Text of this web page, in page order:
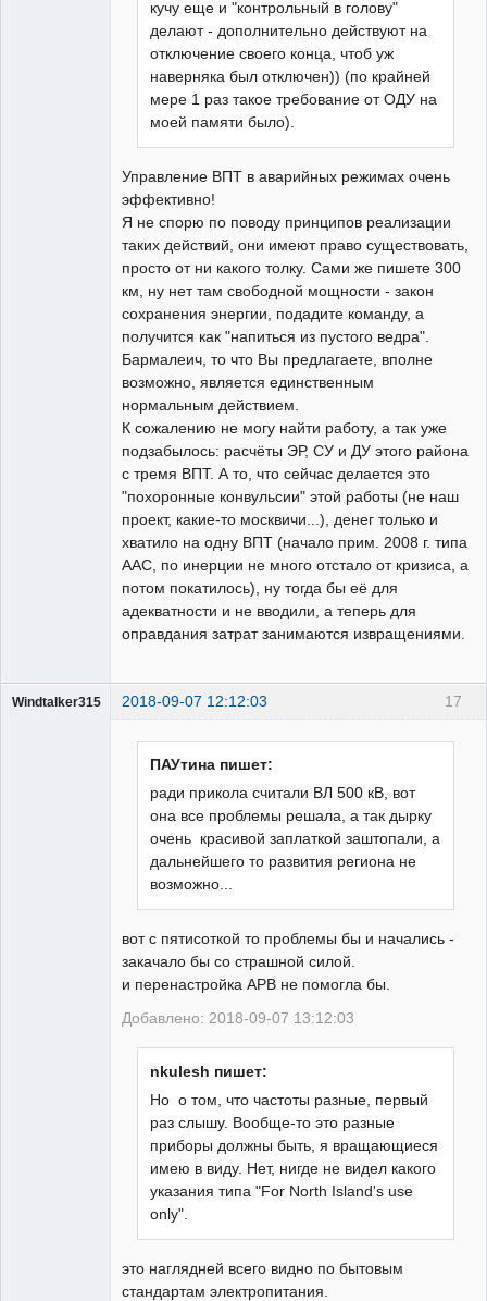
кучу еще и "контрольный в голову"
делают - дополнительно действуют на
отключение своего конца, чтоб уж
наверняка был отключен)) (по крайней
мере 1 раз такое требование от ОДУ на
моей памяти было).
Управление ВПТ в аварийных режимах очень
эффективно!
Я не спорю по поводу принципов реализации
таких действий, они имеют право существовать,
просто от ни какого толку. Сами же пишете 300
км, ну нет там свободной мощности - закон
сохранения энергии, подадите команду, а
получится как "напиться из пустого ведра".
Бармалеич, то что Вы предлагаете, вполне
возможно, является единственным
нормальным действием.
К сожалению не могу найти работу, а так уже
подзабылось: расчёты ЭР, СУ и ДУ этого района
с тремя ВПТ. А то, что сейчас делается это
"похоронные конвульсии" этой работы (не наш
проект, какие-то москвичи...), денег только и
хватило на одну ВПТ (начало прим. 2008 г. типа
ААС, по инерции не много отстало от кризиса, а
потом покатилось), ну тогда бы её для
адекватности и не вводили, а теперь для
оправдания затрат занимаются извращениями.
17
Windtalker315 2018-09-07 12:12:03
ПАУтина пишет:
ради прикола считали ВЛ 500 кВ, вот
она все проблемы решала, а так дырку
очень красивой заплаткой заштопали, а
дальнейшего то развития региона не
возможно...
вот с пятисоткой то проблемы бы и начались -
закачало бы со страшной силой.
и перенастройка АРВ не помогла бы.
Добавлено: 2018-09-07 13:12:03
nkulesh пишет:
Но о том, что частоты разные, первый
раз слышу. Вообще-то это разные
приборы должны быть, я вращающиеся
имею в виду. Нет, нигде не видел какого
указания типа "For North Island's use
only".
это наглядней всего видно по бытовым
стандартам электропитания.